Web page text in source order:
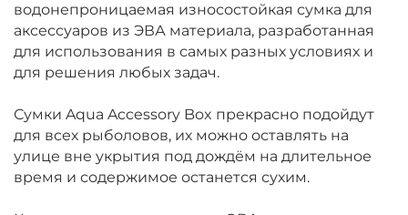
водонепроницаемая износостойкая сумка для
аксессуаров из ЭВА материала, разработанная
для использования в самых разных условиях и
для решения любых задач.
Сумки Aqua Accessory Box прекрасно подойдут
для всех рыболовов, их можно оставлять на
улице вне укрытия под дождём на длительное
время и содержимое останется сухим.